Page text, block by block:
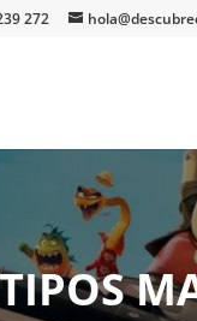
272